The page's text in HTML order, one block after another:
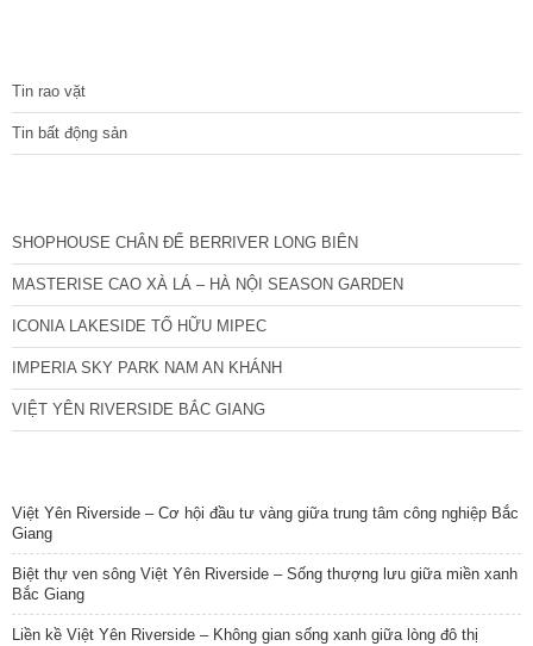
Tin rao vặt
Tin bất động sản
SHOPHOUSE CHÂN ĐẾ BERRIVER LONG BIÊN
MASTERISE CAO XÀ LÁ – HÀ NỘI SEASON GARDEN
ICONIA LAKESIDE TỐ HỮU MIPEC
IMPERIA SKY PARK NAM AN KHÁNH
VIỆT YÊN RIVERSIDE BẮC GIANG
Việt Yên Riverside – Cơ hội đầu tư vàng giữa trung tâm công nghiệp Bắc
Giang
Biệt thự ven sông Việt Yên Riverside – Sống thượng lưu giữa miền xanh
Bắc Giang
Liền kề Việt Yên Riverside – Không gian sống xanh giữa lòng đô thị